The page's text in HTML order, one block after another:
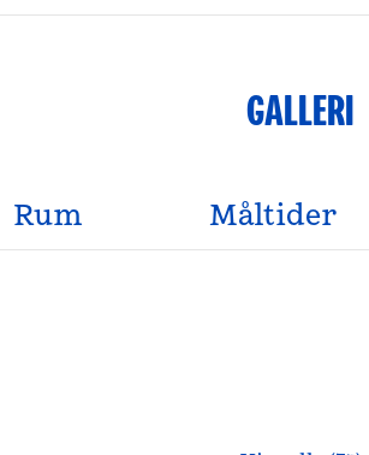
GALLERI
Rum Måltider